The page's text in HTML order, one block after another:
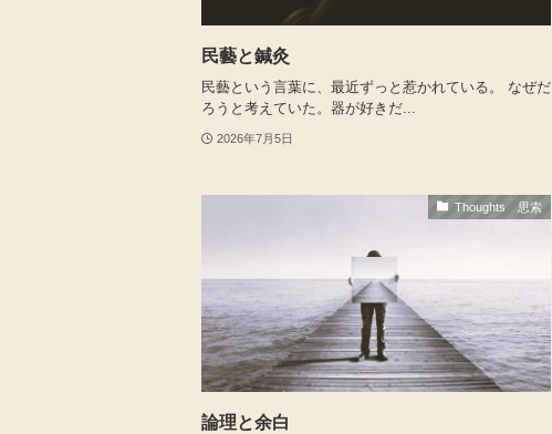
民藝と鍼灸
民藝という言葉に、最近ずっと惹かれている。 なぜだ
ろうと考えていた。器が好きだ...
2026年7月5日
Thoughts 思索
論理と余白